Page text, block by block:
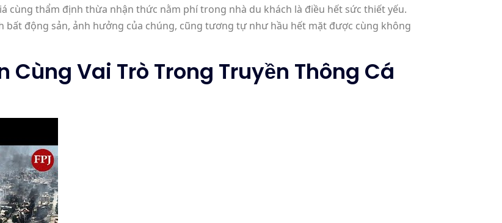
cùng thẩm định thừa nhận thức nằm phí trong nhà du khách là điều hết sức thiết yếu.
bất động sản, ảnh hưởng của chúng, cũng tương tự như hầu hết mặt được cùng không
Cùng Vai Trò Trong Truyền Thông Cá